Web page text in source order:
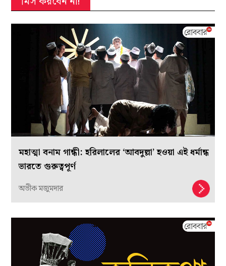
মহাত্মা বনাম গান্ধী: হরিলালের ‘আবদুল্লা’ হওয়া এই ধর্মান্ধ
ভারতে গুরুত্বপূর্ণ
অভীক মজুমদার